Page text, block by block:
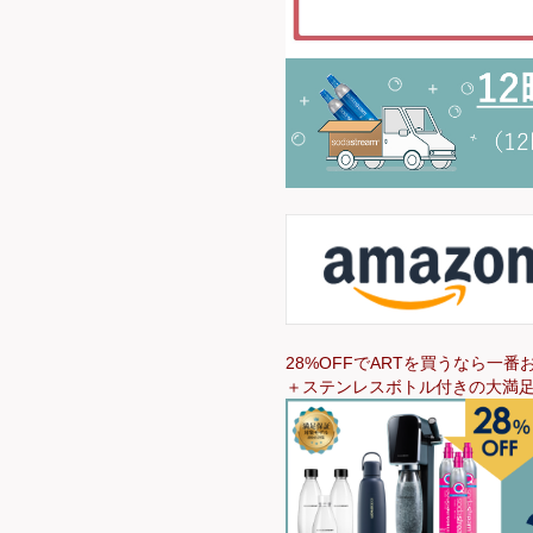
28%OFFでARTを買うなら一番
＋ステンレスボトル付きの大満